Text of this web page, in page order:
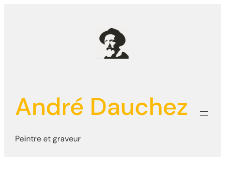
André Dauchez
Peintre et graveur